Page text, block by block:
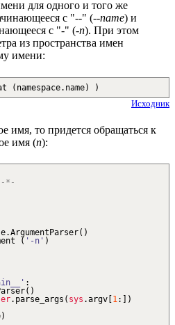
для одного и того же
с "--" (--name) и
с "-" (-n). При этом
из пространства имен
имени:
( namespace. name) )
Исходник
имя, то придется обращаться к
имя (n):
-*-
ArgumentParser( )
( '-n' )
:
( )
. parse_args ( sys .argv 1:
)
)